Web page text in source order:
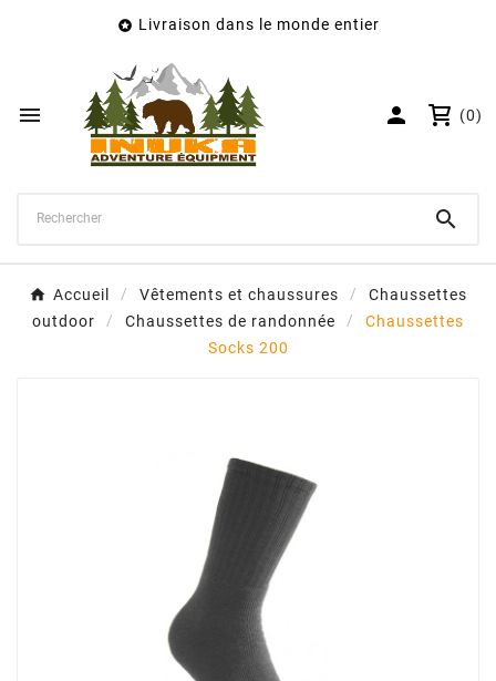
 Livraison dans le monde entier
  (0)

Accueil Vêtements et chaussures
Chaussettes
outdoor
Chaussettes de randonnée
Chaussettes
Socks 200
Nom de la liste d'envies